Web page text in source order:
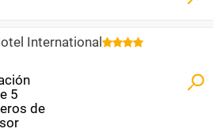
International